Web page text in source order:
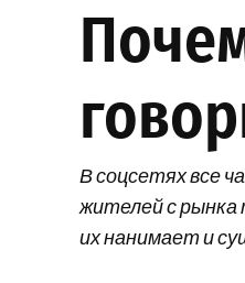
В соцсетях все
жителей с рынка
их нанимает и